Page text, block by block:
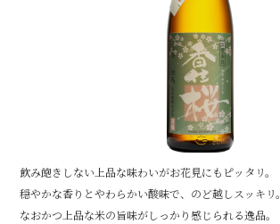
飲み飽きしない上品な味わいがお花見にもピッタリ。
穏やかな香りとやわらかい酸味で、のど越しスッキリ。
なおかつ上品な米の旨味がしっかり感じられる逸品。